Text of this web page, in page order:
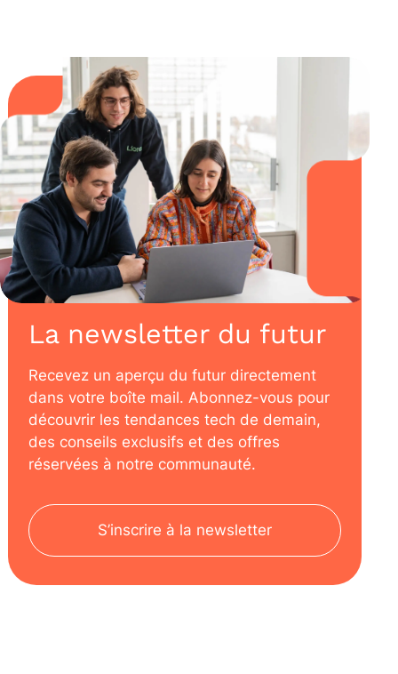
La newsletter du futur
Recevez un aperçu du futur directement
dans votre boîte mail. Abonnez-vous pour
découvrir les tendances tech de demain,
des conseils exclusifs et des offres
réservées à notre communauté.
S’inscrire à la newsletter